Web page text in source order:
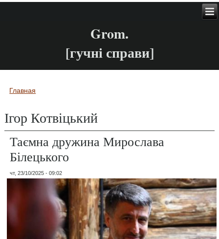
Grom.
[гучні справи]
Вы здесь
Главная
Ігор Котвіцький
Таємна дружина Мирослава
Білецького
чт, 23/10/2025 - 09:02